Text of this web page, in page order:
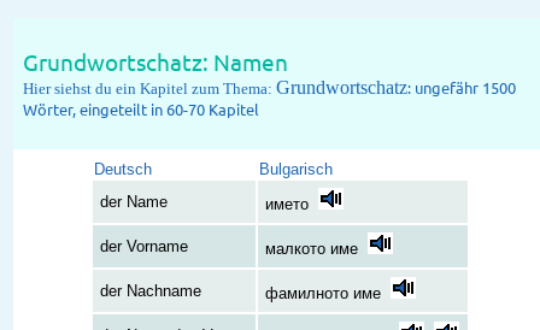
Grundwortschatz: Namen
Hier siehst du ein Kapitel zum Thema:Grundwortschatz: ungefähr 1500
Wörter, eingeteilt in 60-70 Kapitel
Deutsch
Bulgarisch
der Name
името
der Vorname малкото име
der Nachname фамилното име